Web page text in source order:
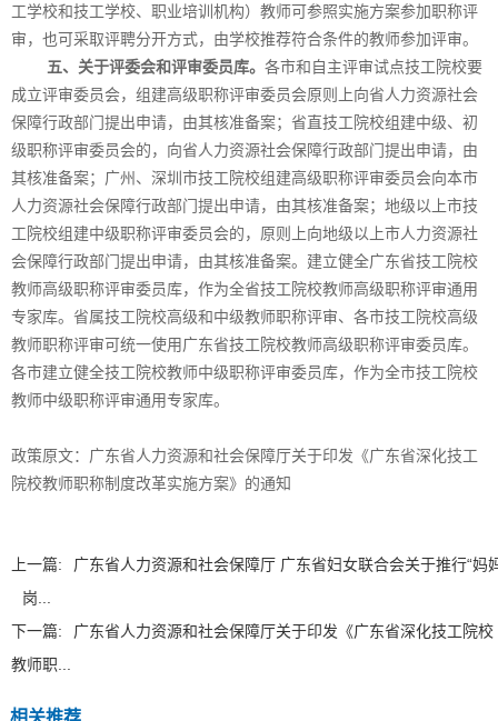
工学校和技工学校、职业培训机构）教师可参照实施方案参加职称评
审，也可采取评聘分开方式，由学校推荐符合条件的教师参加评审。
五、关于评委会和评审委员库。 各市和自主评审试点技工院校要
成立评审委员会，组建高级职称评审委员会原则上向省人力资源社会
保障行政部门提出申请，由其核准备案；省直技工院校组建中级、初
级职称评审委员会的，向省人力资源社会保障行政部门提出申请，由
其核准备案；广州、深圳市技工院校组建高级职称评审委员会向本市
人力资源社会保障行政部门提出申请，由其核准备案；地级以上市技
工院校组建中级职称评审委员会的，原则上向地级以上市人力资源社
会保障行政部门提出申请，由其核准备案。建立健全广东省技工院校
教师高级职称评审委员库，作为全省技工院校教师高级职称评审通用
专家库。省属技工院校高级和中级教师职称评审、各市技工院校高级
教师职称评审可统一使用广东省技工院校教师高级职称评审委员库。
各市建立健全技工院校教师中级职称评审委员库，作为全市技工院校
教师中级职称评审通用专家库。
政策原文： 广东省人力资源和社会保障厅关于印发《广东省深化技工
院校教师职称制度改革实施方案》的通知
上一篇:
广东省人力资源和社会保障厅 广东省妇女联合会关于推行“妈
岗...
下一篇:
广东省人力资源和社会保障厅关于印发《广东省深化技工院校
教师职...
相关推荐